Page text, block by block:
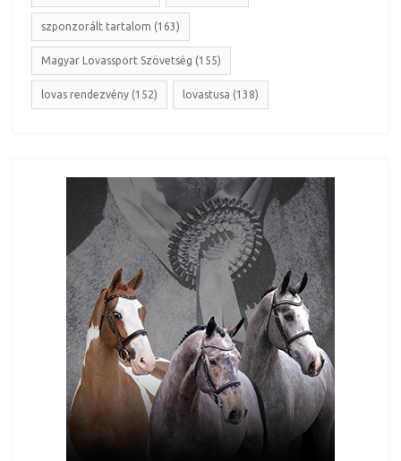
szponzorált tartalom (163)
Magyar Lovassport Szövetség (155)
lovas rendezvény (152) lovastusa (138)